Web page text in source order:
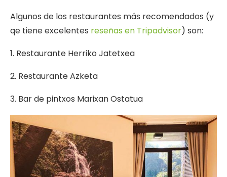
Algunos de los restaurantes más recomendados (y
qe tiene excelentes reseñas en Tripadvisor) son:
1. Restaurante Herriko Jatetxea
2. Restaurante Azketa
3. Bar de pintxos Marixan Ostatua